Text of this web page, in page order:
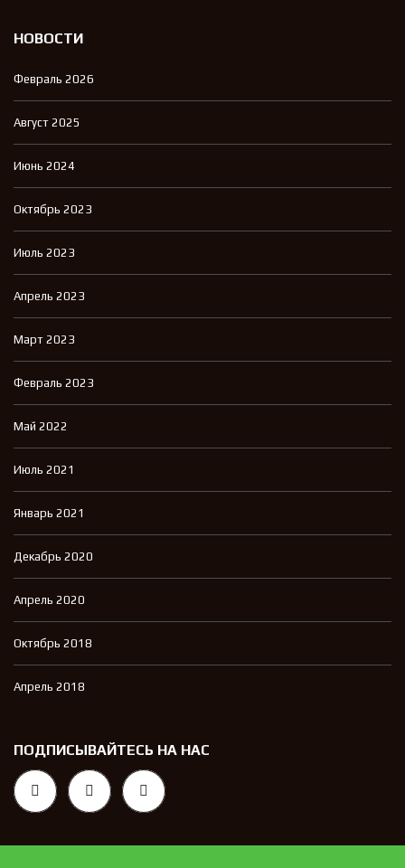
НОВОСТИ
Февраль 2026
Август 2025
Июнь 2024
Октябрь 2023
Июль 2023
Апрель 2023
Март 2023
Февраль 2023
Май 2022
Июль 2021
Январь 2021
Декабрь 2020
Апрель 2020
Октябрь 2018
Апрель 2018
ПОДПИСЫВАЙТЕСЬ НА НАС